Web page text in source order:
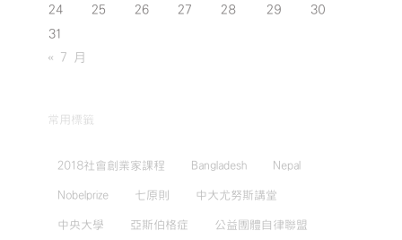
24
25 26 27 28 29
30
31
« 7 月
常用標籤
2018社會創業家課程 Bangladesh Nepal
Nobelprize 七原則 中大尤努斯講堂
中央大學 亞斯伯格症 公益團體自律聯盟